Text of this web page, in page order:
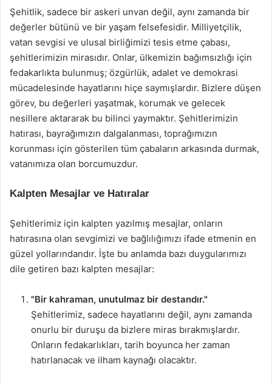
Şehitlik, sadece bir askeri unvan değil, aynı zamanda bir
değerler bütünü ve bir yaşam felsefesidir. Milliyetçilik,
vatan sevgisi ve ulusal birliğimizi tesis etme çabası,
şehitlerimizin mirasıdır. Onlar, ülkemizin bağımsızlığı için
fedakarlıkta bulunmuş; özgürlük, adalet ve demokrasi
mücadelesinde hayatlarını hiçe saymışlardır. Bizlere düşen
görev, bu değerleri yaşatmak, korumak ve gelecek
nesillere aktararak bu bilinci yaymaktır. Şehitlerimizin
hatırası, bayrağımızın dalgalanması, toprağımızın
korunması için gösterilen tüm çabaların arkasında durmak,
vatanımıza olan borcumuzdur.
Kalpten Mesajlar ve Hatıralar
Şehitlerimiz için kalpten yazılmış mesajlar, onların
hatırasına olan sevgimizi ve bağlılığımızı ifade etmenin en
güzel yollarındandır. İşte bu anlamda bazı duygularımızı
dile getiren bazı kalpten mesajlar:
"Bir kahraman, unutulmaz bir destandır."
Şehitlerimiz, sadece hayatlarını değil, aynı zamanda
onurlu bir duruşu da bizlere miras bırakmışlardır.
Onların fedakarlıkları, tarih boyunca her zaman
hatırlanacak ve ilham kaynağı olacaktır.